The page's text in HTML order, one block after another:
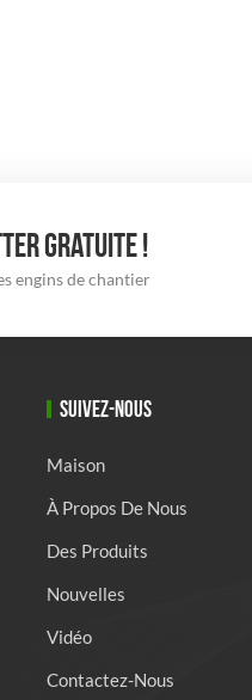
GRATUITE !
engins de chantier
SUIVEZ-NOUS
Maison
À Propos De Nous
Des Produits
Nouvelles
Vidéo
Contactez-Nous